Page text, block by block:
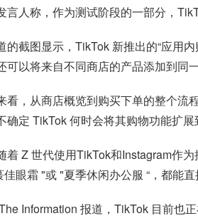
言人称，作为测试阶段的一部分，
的截图显示，TikTok 新推出的“应用
可以将来自不同商店的产品添加到同
看，从商店概览到购买下单的整个流
确定 TikTok 何时会将其购物功能扩展
着 Z 世代使用TikTok和Instagram作
眼霜 "或 "夏季休闲办公服 “，都能
Information 报道，TikTok 目前也